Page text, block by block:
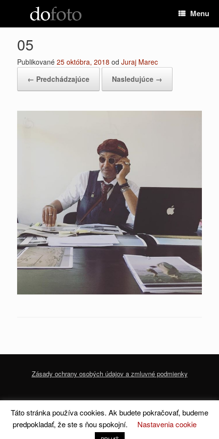
Menu
05
Publikované 25 októbra, 2018 od Juraj Marec
← Predchádzajúce
Nasledujúce →
Zásady ochrany osobých údajov a zmluvné podmienky
podmienky
SiteOriginTheme
Táto stránka používa cookies. Ak budete pokračovať, budeme
predpokladať, že ste s ňou spokojní.
Nastavenia cookie